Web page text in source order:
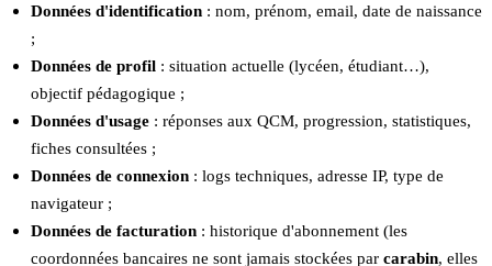
Données d'identification : nom, prénom, email, date de naissance
;
Données de profil : situation actuelle (lycéen, étudiant…),
objectif pédagogique ;
Données d'usage : réponses aux QCM, progression, statistiques,
fiches consultées ;
Données de connexion : logs techniques, adresse IP, type de
navigateur ;
Données de facturation : historique d'abonnement (les
coordonnées bancaires ne sont jamais stockées par carabin, elles